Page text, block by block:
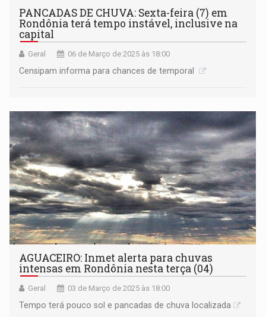
PANCADAS DE CHUVA: Sexta-feira (7) em
Rondônia terá tempo instável, inclusive na
capital
Geral 06 de Março de 2025 às 18:00
Censipam informa para chances de temporal
AGUACEIRO: Inmet alerta para chuvas
intensas em Rondônia nesta terça (04)
Geral 03 de Março de 2025 às 18:00
Tempo terá pouco sol e pancadas de chuva localizada